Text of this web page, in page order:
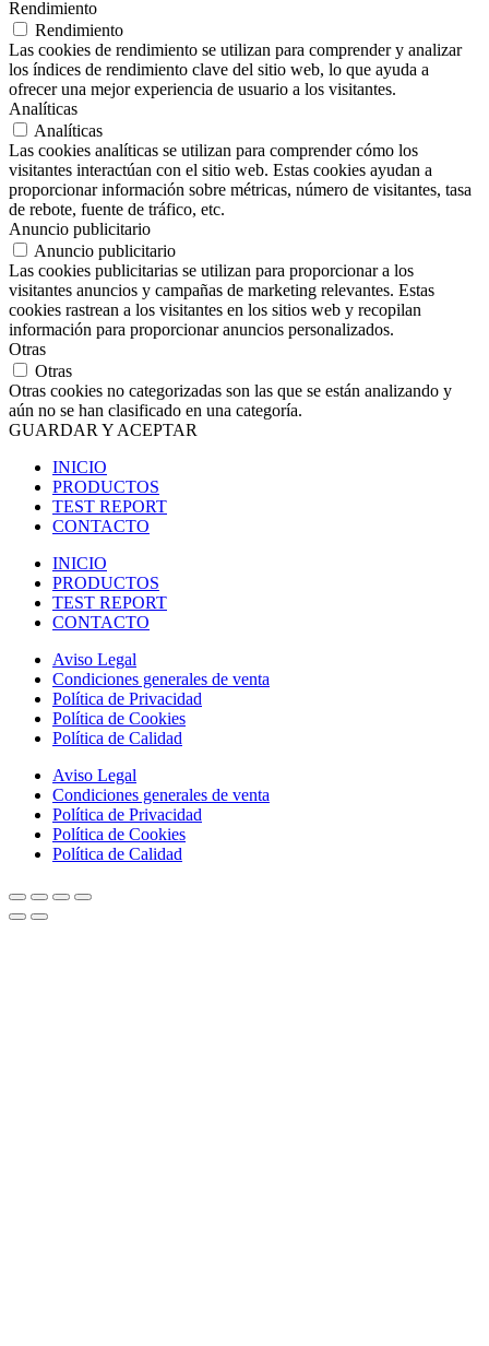
Rendimiento
Rendimiento
Las cookies de rendimiento se utilizan para comprender y analizar
los índices de rendimiento clave del sitio web, lo que ayuda a
ofrecer una mejor experiencia de usuario a los visitantes.
Analíticas
Analíticas
Las cookies analíticas se utilizan para comprender cómo los
visitantes interactúan con el sitio web. Estas cookies ayudan a
proporcionar información sobre métricas, número de visitantes, tasa
de rebote, fuente de tráfico, etc.
Anuncio publicitario
Anuncio publicitario
Las cookies publicitarias se utilizan para proporcionar a los
visitantes anuncios y campañas de marketing relevantes. Estas
cookies rastrean a los visitantes en los sitios web y recopilan
información para proporcionar anuncios personalizados.
Otras
Otras
Otras cookies no categorizadas son las que se están analizando y
aún no se han clasificado en una categoría.
GUARDAR Y ACEPTAR
INICIO
PRODUCTOS
TEST REPORT
CONTACTO
INICIO
PRODUCTOS
TEST REPORT
CONTACTO
Aviso Legal
Condiciones generales de venta
Política de Privacidad
Política de Cookies
Política de Calidad
Aviso Legal
Condiciones generales de venta
Política de Privacidad
Política de Cookies
Política de Calidad